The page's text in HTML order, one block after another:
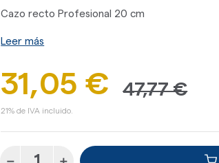
Cazo recto Profesional 20 cm
Leer más
31,05 € 47,77 €
21% de IVA incluido.